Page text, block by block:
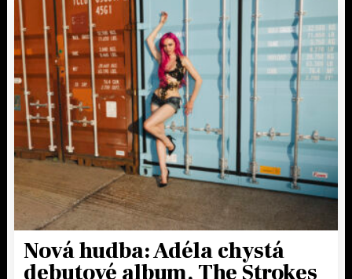
Nová hudba: Adéla chystá
debutové album, The Strokes